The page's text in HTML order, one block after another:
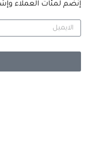
إنضم لمئات العملاء